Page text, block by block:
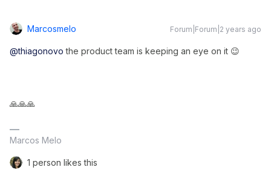
Marcosmelo Forum|Forum|2 years ago
@thiagonovo the product team is keeping an eye on it 😉
🙏🙏🙏
Marcos Melo
1 person likes this